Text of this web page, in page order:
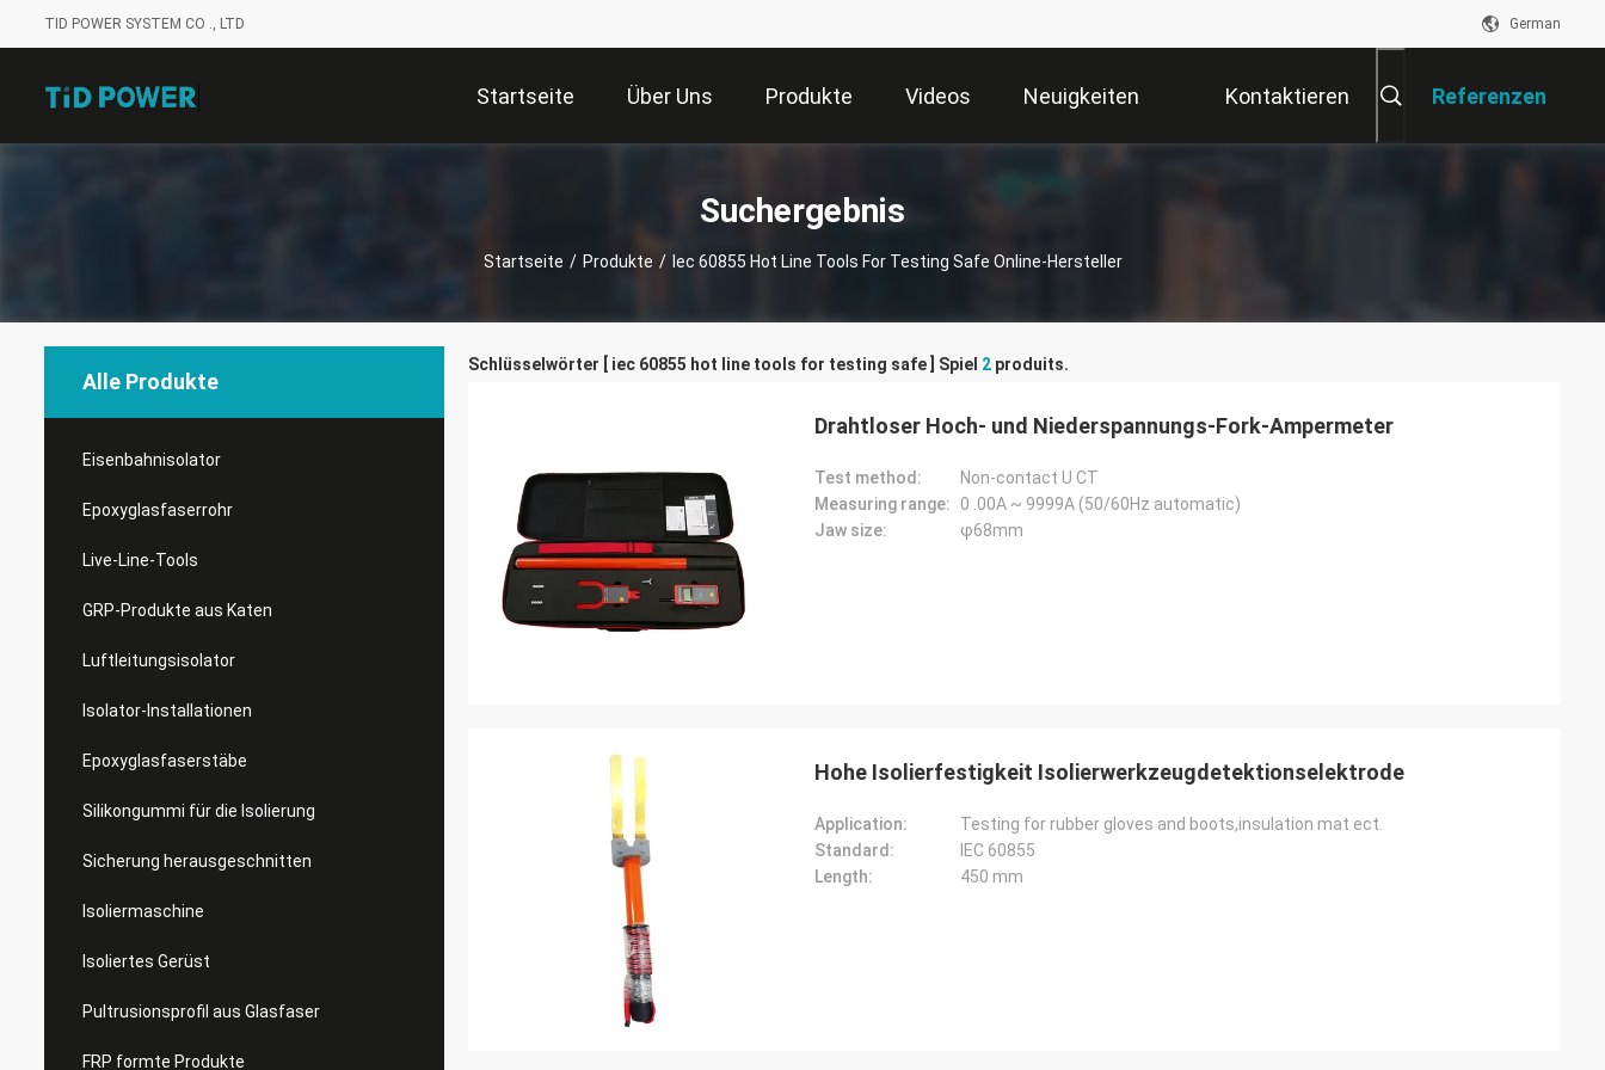
TID POWER SYSTEM CO ., LTD German
Startseite Über Uns Produkte Videos Neuigkeiten Kontaktieren Referenzen
Suchergebnis
Startseite / Produkte / Iec 60855 Hot Line Tools For Testing Safe Online-Hersteller
Alle Produkte
Eisenbahnisolator
Epoxyglasfaserrohr
Live-Line-Tools
GRP-Produkte aus Katen
Luftleitungsisolator
Isolator-Installationen
Epoxyglasfaserstäbe
Silikongummi für die Isolierung
Sicherung herausgeschnitten
Isoliermaschine
Isoliertes Gerüst
Pultrusionsprofil aus Glasfaser
FRP formte Produkte
Schlüsselwörter [ iec 60855 hot line tools for testing safe ] Spiel 2 produits.
Drahtloser Hoch- und Niederspannungs-Fork-Ampermeter
Test method:
Non-contact U CT
Measuring range:
0 .00A ~ 9999A (50/60Hz automatic)
Jaw size:
φ68mm
Hohe Isolierfestigkeit Isolierwerkzeugdetektionselektrode
Application:
Testing for rubber gloves and boots,insulation mat ect.
Standard:
IEC 60855
Length:
450 mm